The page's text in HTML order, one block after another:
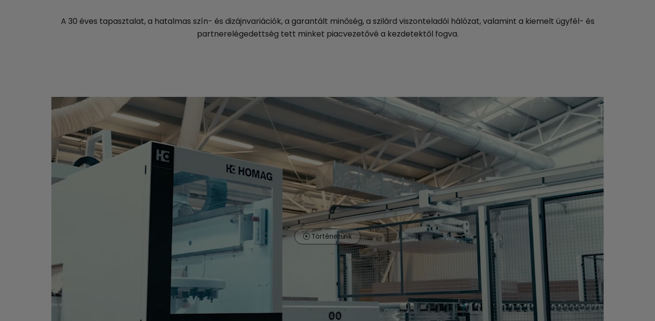
A 30 éves tapasztalat, a hatalmas szín- és dizájnvariációk, a garantált minőség, a szilárd viszonteladói hálózat, valamint a kiemelt ügyfél- és
partnerelégedettség tett minket piacvezetővé a kezdetektől fogva.
Történetünk